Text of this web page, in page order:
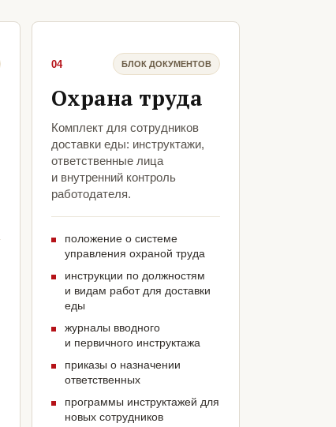
04 БЛОК ДОКУМЕНТОВ
Охрана труда
Комплект для сотрудников
доставки еды: инструктажи,
ответственные лица
и внутренний контроль
работодателя.
положение о системе
управления охраной труда
инструкции по должностям
и видам работ для доставки
еды
журналы вводного
и первичного инструктажа
приказы о назначении
ответственных
программы инструктажей для
новых сотрудников